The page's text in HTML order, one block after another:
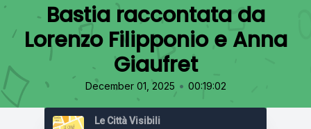
Bastia raccontata da
Lorenzo Filipponio e Anna
Giaufret
December 01, 2025 • 00:19:02
Le Città Visibili